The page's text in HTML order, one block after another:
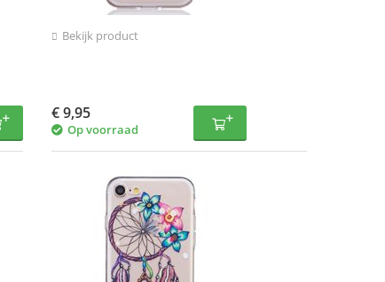
Bekijk product
€9,95
Op voorraad